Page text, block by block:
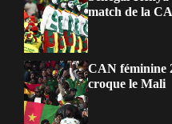
match de la
CAN féminine
croque le Mali